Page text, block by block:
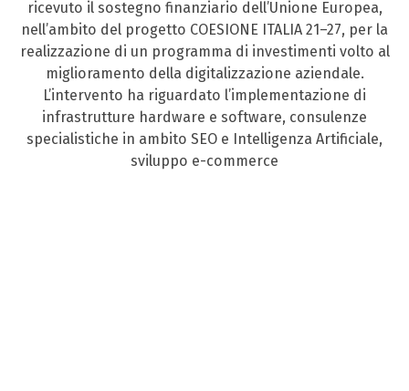
ricevuto il sostegno finanziario dell’Unione Europea,
nell’ambito del progetto COESIONE ITALIA 21–27, per la
realizzazione di un programma di investimenti volto al
miglioramento della digitalizzazione aziendale.
L’intervento ha riguardato l’implementazione di
infrastrutture hardware e software, consulenze
specialistiche in ambito SEO e Intelligenza Artificiale,
sviluppo e-commerce